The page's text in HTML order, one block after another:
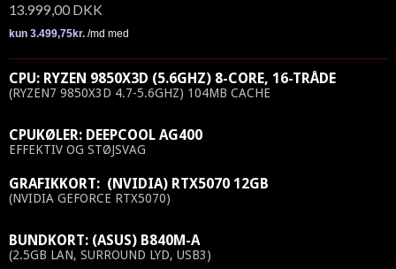
13.999,00 DKK
CPU: RYZEN 9850X3D (5.6GHZ) 8-CORE, 16-TRÅDE
(RYZEN7 9850X3D 4.7-5.6GHZ) 104MB CACHE
CPUKØLER: DEEPCOOL AG400
EFFEKTIV OG STØJSVAG
GRAFIKKORT: (NVIDIA) RTX5070 12GB
(NVIDIA GEFORCE RTX5070)
BUNDKORT: (ASUS) B840M-A
(2.5GB LAN, SURROUND LYD, USB3)